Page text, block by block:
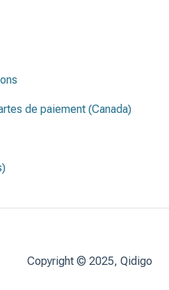
de paiement (Canada)
Copyright © 2025, Qidigo